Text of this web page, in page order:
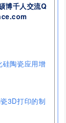
博千人交流Q
硅陶瓷应用增
3D打印的制